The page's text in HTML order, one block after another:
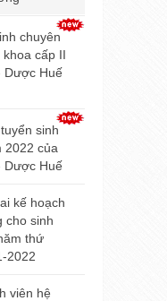
chuyên
cấp II
Dược Huế
sinh
2022 của
Dược Huế
kế hoạch
cho sinh
thứ
2022
viên hệ